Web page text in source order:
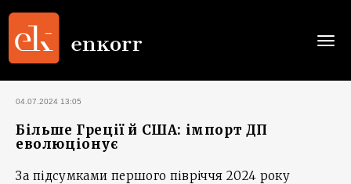
04.07.2024 13:05
Більше Греції й США: імпорт ДП
еволюціонує
За підсумками першого півріччя 2024 року